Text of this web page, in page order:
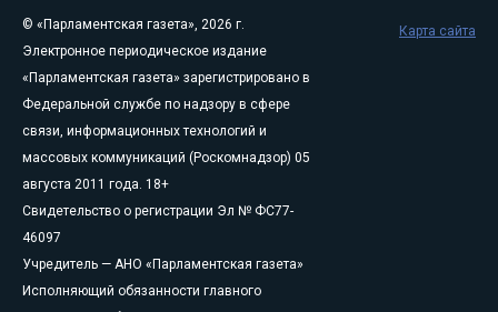
© «Парламентская газета», 2026 г.
Электронное периодическое издание
«Парламентская газета» зарегистрировано в
Федеральной службе по надзору в сфере
связи, информационных технологий и
массовых коммуникаций (Роскомнадзор) 05
августа 2011 года. 18+
Свидетельство о регистрации Эл № ФС77-
46097
Учредитель — АНО «Парламентская газета»
Исполняющий обязанности главного
Карта сайта